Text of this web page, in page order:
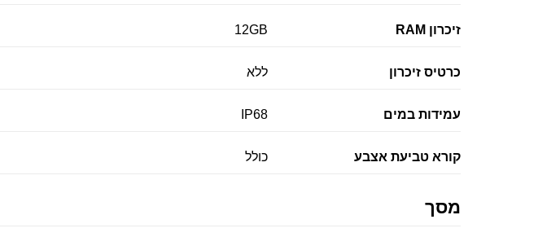
זיכרון RAM 12GB
כרטיס זיכרון ללא
עמידות במים IP68
קורא טביעת אצבע כולל
מסך